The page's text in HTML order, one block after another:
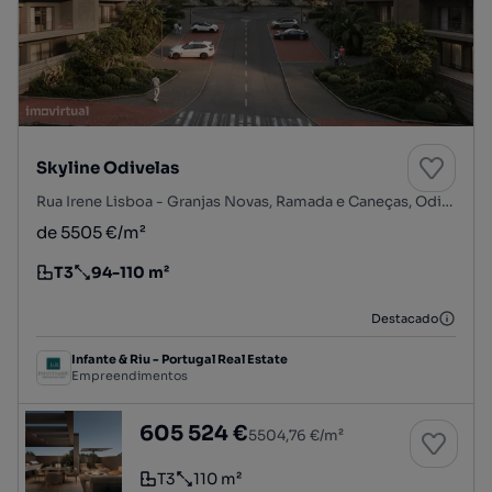
Skyline Odivelas
Rua Irene Lisboa - Granjas Novas, Ramada e Caneças, Odivelas, Lisboa
de 5505 €/m²
Tipologia
T3
Preço por metro quadrado
94-110 m²
Destacado
Infante & Riu - Portugal Real Estate
Empreendimentos
Apartamento T3 com terraço e
605 524 €5504,76 €/m²
Tipologia
T3
Preço por metro quadrado
110 m²